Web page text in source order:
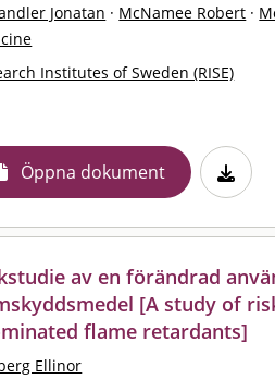
Jonatan · McNamee Robert ·
Institutes of Sweden (RISE)
Öppna dokument
av en förändrad
[A study of
flame retardants]
Ellinor